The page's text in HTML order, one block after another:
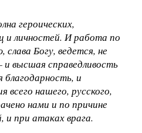
героических,
и личностей. И работа по
слава Богу, ведется, не
высшая справедливость
благодарность, и
всего нашего, русского,
нами и по причине
и при атаках врага.